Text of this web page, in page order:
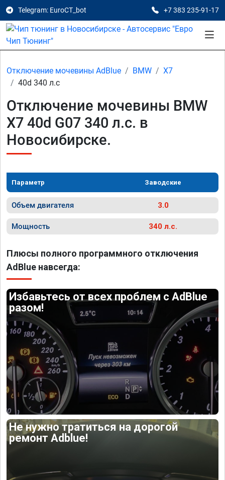
Telegram: EuroCT_bot +7 383 235-91-17
Отключение мочевины AdBlue BMW
X7
40d 340 л.с
Отключение мочевины BMW
X7 40d G07 340 л.с. в
Новосибирске.
Параметр Заводские
Объем двигателя 3.0
Мощность 340 л.с.
Плюсы полного программного отключения
AdBlue навсегда:
Избавьтесь от всех проблем с AdBlue
разом!
Не нужно тратиться на дорогой
ремонт Adblue!